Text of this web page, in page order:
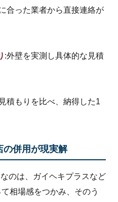
合った業者から直接連絡が
:外壁を実測し具体的な見積
積もりを比べ、納得した1
の併用が現実解
のは、ガイヘキプラスなど
相場感をつかみ、そのう